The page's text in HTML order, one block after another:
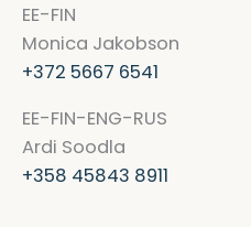
EE-FIN
Monica Jakobson
+372 5667 6541
EE-FIN-ENG-RUS
Ardi Soodla
+358 45843 8911